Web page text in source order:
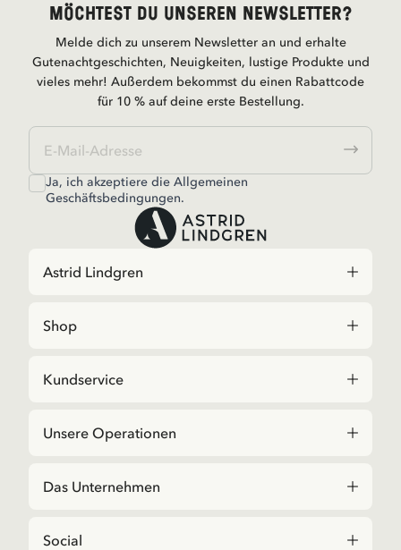
Möchtest du unseren Newsletter?
Melde dich zu unserem Newsletter an und erhalte
Gutenachtgeschichten, Neuigkeiten, lustige Produkte und
vieles mehr! Außerdem bekommst du einen Rabattcode
für 10 % auf deine erste Bestellung.
Ja, ich akzeptiere dieAllgemeinen
Geschäftsbedingungen.
Astrid Lindgren
Shop
Kundservice
Unsere Operationen
Das Unternehmen
Social